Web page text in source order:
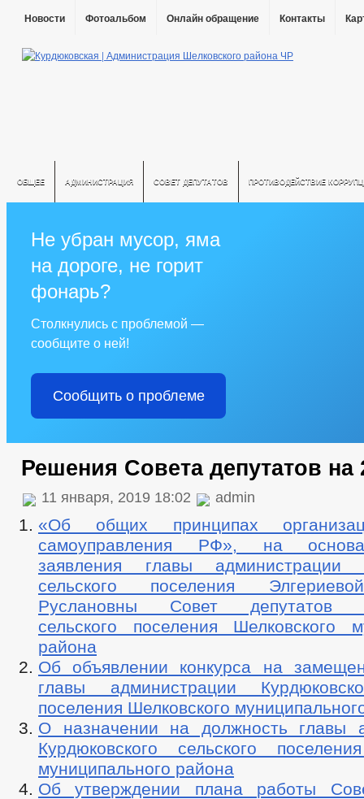
Новости Фотоальбом Онлайн обращение Контакты
ОБЩЕЕ АДМИНИСТРАЦИЯ СОВЕТ ДЕПУТАТОВ ПРОТИВОДЕЙСТВИЕ
Не убран мусор, яма
на дороге, не горит
фонарь?
Столкнулись с проблемой —
сообщите о ней!
Сообщить о проблеме
Решения Совета депутатов на
11 января, 2019 18:02 admin
«Об общих принципах
самоуправления РФ», на
заявления главы администрации
сельского поселения
Руслановны Совет депутатов
сельского поселения Шелковского
района
Об объявлении конкурса на
главы администрации
поселения Шелковского
О назначении на должность главы
Курдюковского сельского
муниципального района
Об утверждении плана работы